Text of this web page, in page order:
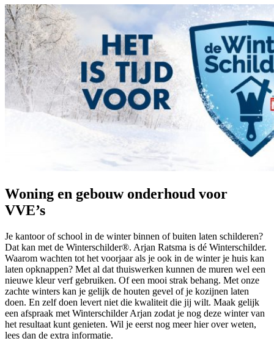
Woning en gebouw onderhoud voor
VVE’s
Je kantoor of school in de winter binnen of buiten laten schilderen?
Dat kan met de Winterschilder®. Arjan Ratsma is dé Winterschilder.
Waarom wachten tot het voorjaar als je ook in de winter je huis kan
laten opknappen? Met al dat thuiswerken kunnen de muren wel een
nieuwe kleur verf gebruiken. Of een mooi strak behang. Met onze
zachte winters kan je gelijk de houten gevel of je kozijnen laten
doen. En zelf doen levert niet die kwaliteit die jij wilt. Maak gelijk
een afspraak met Winterschilder Arjan zodat je nog deze winter van
het resultaat kunt genieten. Wil je eerst nog meer hier over weten,
lees dan de extra informatie.